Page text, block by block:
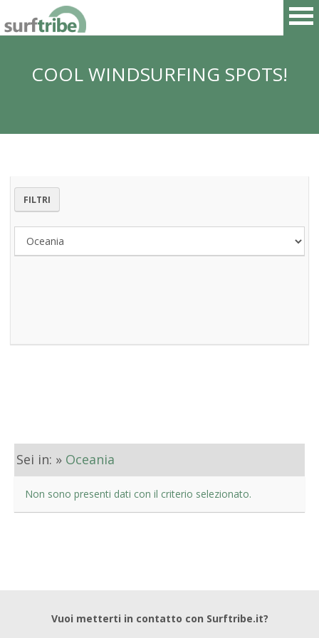
COOL WINDSURFING SPOTS!
FILTRI
Sei in: » Oceania
Non sono presenti dati con il criterio selezionato.
Vuoi metterti in contatto con Surftribe.it?